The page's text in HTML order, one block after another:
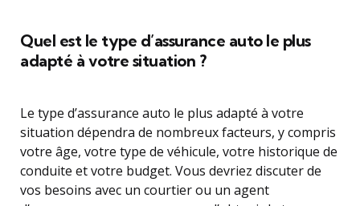
Quel est le type d’assurance auto le plus
adapté à votre situation ?
Le type d’assurance auto le plus adapté à votre
situation dépendra de nombreux facteurs, y compris
votre âge, votre type de véhicule, votre historique de
conduite et votre budget. Vous devriez discuter de
vos besoins avec un courtier ou un agent